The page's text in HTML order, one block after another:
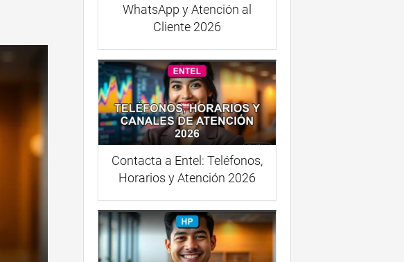
WhatsApp y Atención al
Cliente 2026
Contacta a Entel: Teléfonos,
Horarios y Atención 2026